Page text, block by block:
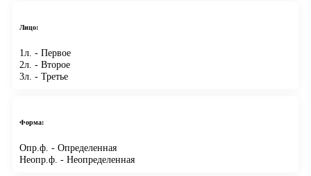
Лицо:
1л. - Первое
2л. - Второе
3л. - Третье
Форма:
Опр.ф. - Определенная
Неопр.ф. - Неопределенная